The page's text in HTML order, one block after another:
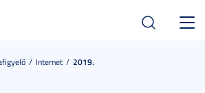
Internet 2019.